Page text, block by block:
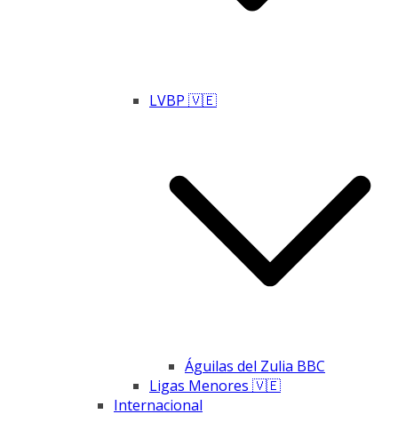
LVBP 🇻🇪
Águilas del Zulia BBC
Ligas Menores 🇻🇪
Internacional